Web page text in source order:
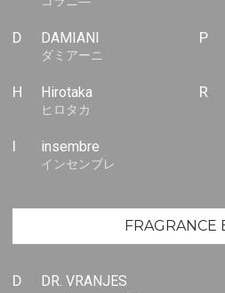
D DAMIANI
ダミアーニ
H Hirotaka
ヒロタカ
insembre
インセンブレ
P
R
FRAGRANCE
D DR. VRANJES